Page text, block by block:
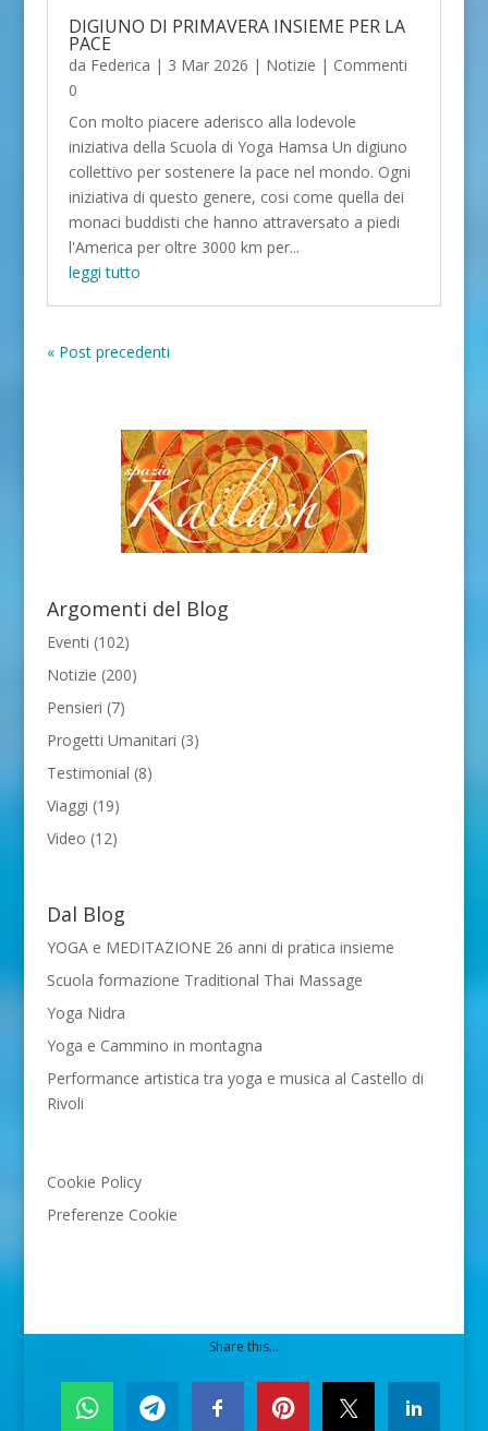
DIGIUNO DI PRIMAVERA INSIEME PER LA
PACE
da Federica | 3 Mar 2026 | Notizie | Commenti
0
Con molto piacere aderisco alla lodevole
iniziativa della Scuola di Yoga Hamsa Un digiuno
collettivo per sostenere la pace nel mondo. Ogni
iniziativa di questo genere, cosi come quella dei
monaci buddisti che hanno attraversato a piedi
l'America per oltre 3000 km per...
leggi tutto
« Post precedenti
Argomenti del Blog
Eventi (102)
Notizie (200)
Pensieri (7)
Progetti Umanitari (3)
Testimonial (8)
Viaggi (19)
Video (12)
Dal Blog
YOGA e MEDITAZIONE 26 anni di pratica insieme
Scuola formazione Traditional Thai Massage
Yoga Nidra
Yoga e Cammino in montagna
Performance artistica tra yoga e musica al Castello di
Rivoli
Cookie Policy
Preferenze Cookie
Share this...